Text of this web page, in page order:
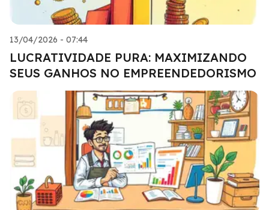
13/04/2026 - 07:44
LUCRATIVIDADE PURA: MAXIMIZANDO
SEUS GANHOS NO EMPREENDEDORISMO